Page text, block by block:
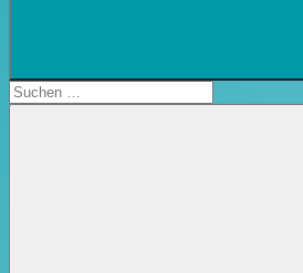
öffnen
Suchen
nach: